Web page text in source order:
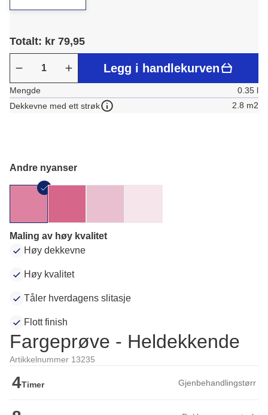
Totalt: kr 79,95
Legg i handlekurven
Mengde
0.35 l
Dekkevne med ett strøk
2.8 m2
Andre nyanser
Maling av høy kvalitet
Høy dekkevne
Høy kvalitet
Tåler hverdagens slitasje
Flott finish
Fargeprøve - Heldekkende
Artikkelnummer 13235
4Timer Gjenbehandlingstørr